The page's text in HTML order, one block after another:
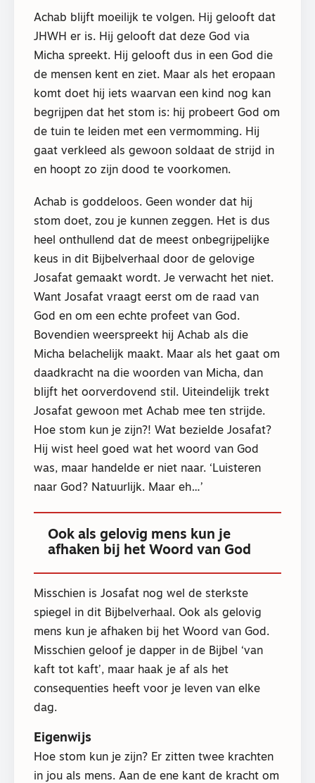
Achab blijft moeilijk te volgen. Hij gelooft dat
JHWH er is. Hij gelooft dat deze God via
Micha spreekt. Hij gelooft dus in een God die
de mensen kent en ziet. Maar als het eropaan
komt doet hij iets waarvan een kind nog kan
begrijpen dat het stom is: hij probeert God om
de tuin te leiden met een vermomming. Hij
gaat verkleed als gewoon soldaat de strijd in
en hoopt zo zijn dood te voorkomen.
Achab is goddeloos. Geen wonder dat hij
stom doet, zou je kunnen zeggen. Het is dus
heel onthullend dat de meest onbegrijpelijke
keus in dit Bijbelverhaal door de gelovige
Josafat gemaakt wordt. Je verwacht het niet.
Want Josafat vraagt eerst om de raad van
God en om een echte profeet van God.
Bovendien weerspreekt hij Achab als die
Micha belachelijk maakt. Maar als het gaat om
daadkracht na die woorden van Micha, dan
blijft het oorverdovend stil. Uiteindelijk trekt
Josafat gewoon met Achab mee ten strijde.
Hoe stom kun je zijn?! Wat bezielde Josafat?
Hij wist heel goed wat het woord van God
was, maar handelde er niet naar. ‘Luisteren
naar God? Natuurlijk. Maar eh…’
Ook als gelovig mens kun je
afhaken bij het Woord van God
Misschien is Josafat nog wel de sterkste
spiegel in dit Bijbelverhaal. Ook als gelovig
mens kun je afhaken bij het Woord van God.
Misschien geloof je dapper in de Bijbel ‘van
kaft tot kaft’, maar haak je af als het
consequenties heeft voor je leven van elke
dag.
Eigenwijs
Hoe stom kun je zijn? Er zitten twee krachten
in jou als mens. Aan de ene kant de kracht om